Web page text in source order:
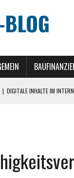
| DIGITALE INHALTE IM
ALS
WIE MAN MONTEURE